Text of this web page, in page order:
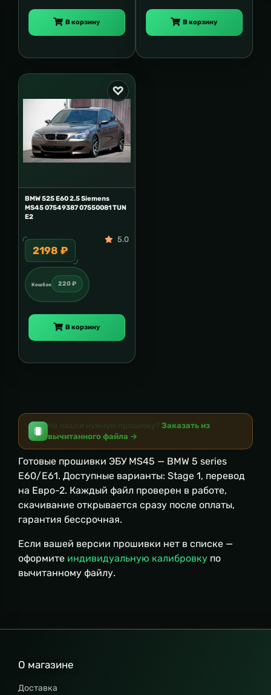
В корзину В корзину
BMW 525 E60 2.5 Siemens
MS45 07549387 07550081 TUN
E2
2198 ₽
5.0
Кешбэк 220 ₽
В корзину
Не нашли нужную прошивку? Заказать из
вычитанного файла →
Готовые прошивки ЭБУ MS45 — BMW 5 series
E60/E61. Доступные варианты: Stage 1, перевод
на Евро-2. Каждый файл проверен в работе,
скачивание открывается сразу после оплаты,
гарантия бессрочная.
Если вашей версии прошивки нет в списке —
оформите индивидуальную калибровку по
вычитанному файлу.
О магазине
Доставка